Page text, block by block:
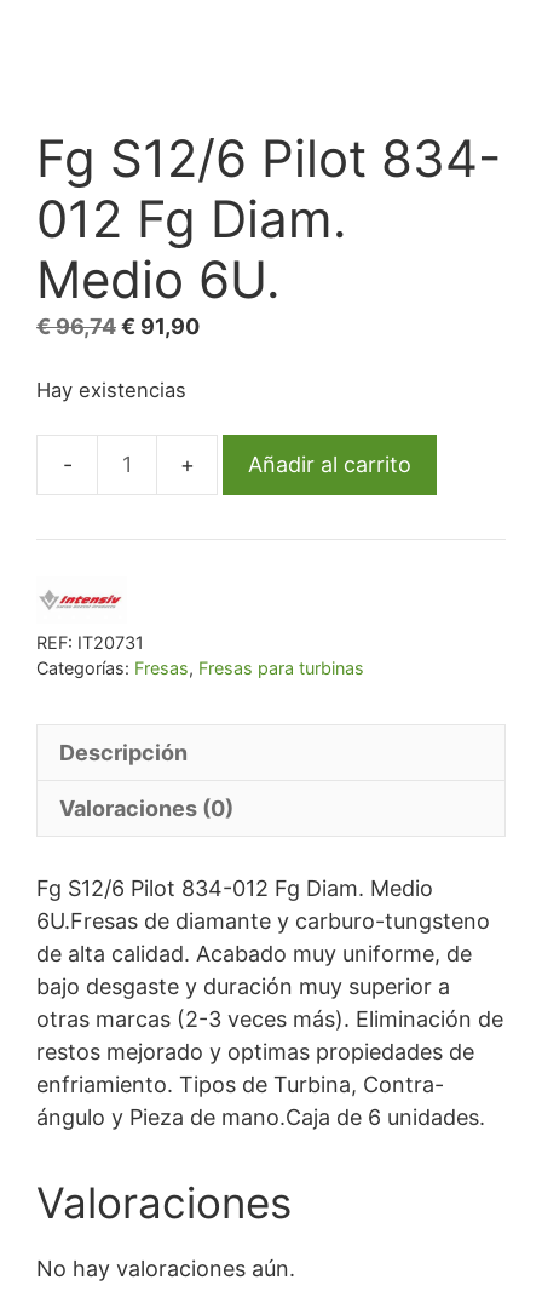
Fg S12/6 Pilot 834-
012 Fg Diam.
Medio 6U.
€96,74El
original
€ 96,74.
€ 91,90El
€ 91,90.
Hay existencias
Pilot
Diam.
Añadir al carrito
REF: IT20731
Categorías: Fresas, Fresas para turbinas
Descripción
Valoraciones (0)
Fg S12/6 Pilot 834-012 Fg Diam. Medio
6U.Fresas de diamante y carburo-tungsteno
de alta calidad. Acabado muy uniforme, de
bajo desgaste y duración muy superior a
otras marcas (2-3 veces más). Eliminación de
restos mejorado y optimas propiedades de
enfriamiento. Tipos de Turbina, Contra-
ángulo y Pieza de mano.Caja de 6 unidades.
Valoraciones
No hay valoraciones aún.